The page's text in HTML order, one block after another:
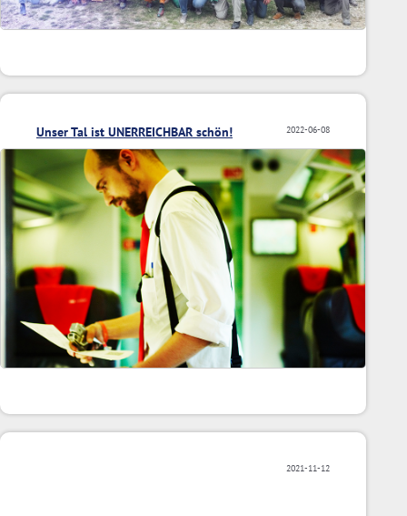
2022-06-08
Unser Tal ist UNERREICHBAR schön!
2021-11-12